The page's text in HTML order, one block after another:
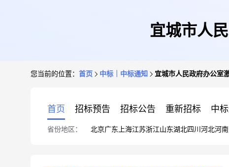
宜城市人
您当前的位置： 首页 中标｜中标通知 宜城市人民政府办公室
首页 招标预告 招标公告 重新招标 中
省份地区： 北京广东 上海江苏浙江山东湖北四川 河北河南